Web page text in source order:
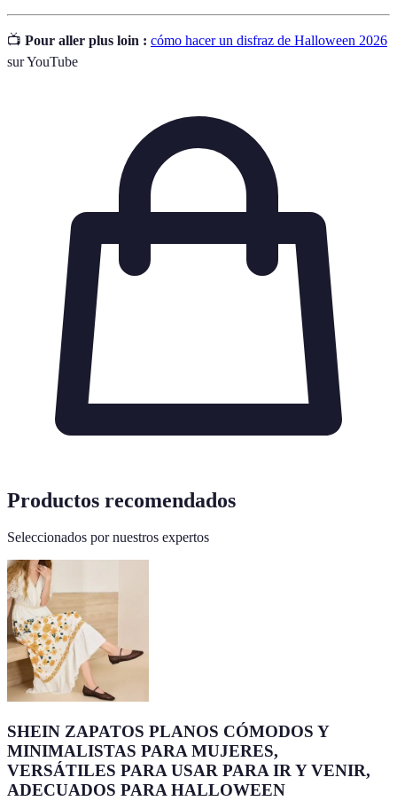
📺 Pour aller plus loin : cómo hacer un disfraz de Halloween 2026
sur YouTube
Productos recomendados
Seleccionados por nuestros expertos
SHEIN ZAPATOS PLANOS CÓMODOS Y
MINIMALISTAS PARA MUJERES,
VERSÁTILES PARA USAR PARA IR Y VENIR,
ADECUADOS PARA HALLOWEEN